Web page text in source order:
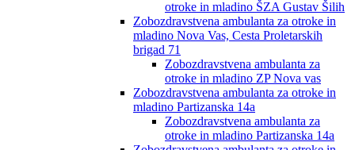
otroke in mladino ŠZA Gustav Šilih
Zobozdravstvena ambulanta za otroke in
mladino Nova Vas, Cesta Proletarskih
brigad 71
Zobozdravstvena ambulanta za
otroke in mladino ZP Nova vas
Zobozdravstvena ambulanta za otroke in
mladino Partizanska 14a
Zobozdravstvena ambulanta za
otroke in mladino Partizanska 14a